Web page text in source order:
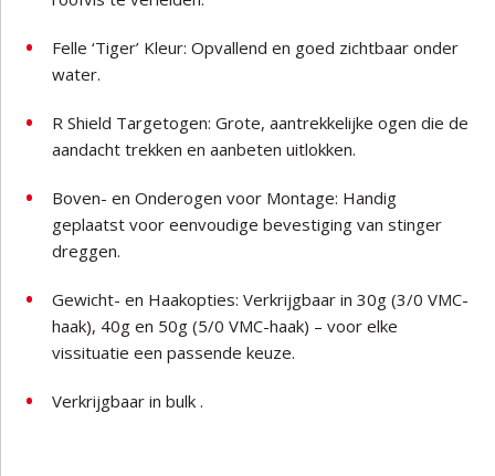
Felle ‘Tiger’ Kleur: Opvallend en goed zichtbaar onder
water.
R Shield Targetogen: Grote, aantrekkelijke ogen die de
aandacht trekken en aanbeten uitlokken.
Boven- en Onderogen voor Montage: Handig
geplaatst voor eenvoudige bevestiging van stinger
dreggen.
Gewicht- en Haakopties: Verkrijgbaar in 30g (3/0 VMC-
haak), 40g en 50g (5/0 VMC-haak) – voor elke
vissituatie een passende keuze.
Verkrijgbaar in bulk .